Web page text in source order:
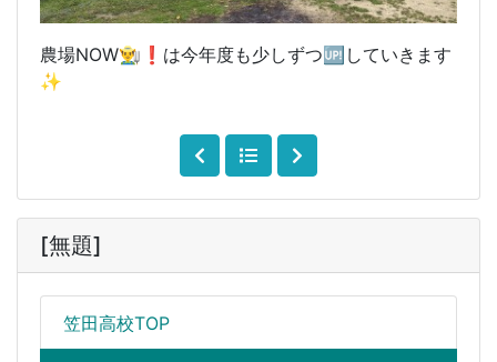
[無題]
笠田高校TOP
農場NOW👨‍🌾❗️は今年度も少しずつ🆙していきます
✨